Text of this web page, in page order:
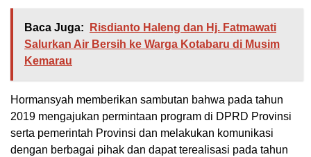
Baca Juga:
Risdianto Haleng dan Hj. Fatmawati
Salurkan Air Bersih ke Warga Kotabaru di Musim
Kemarau
Hormansyah memberikan sambutan bahwa pada tahun
2019 mengajukan permintaan program di DPRD Provinsi
serta pemerintah Provinsi dan melakukan komunikasi
dengan berbagai pihak dan dapat terealisasi pada tahun